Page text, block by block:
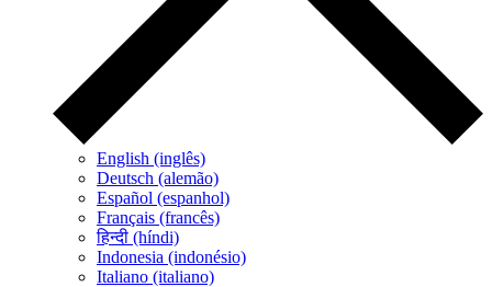
English (inglês)
Deutsch (alemão)
Español (espanhol)
Français (francês)
हिन्दी (híndi)
Indonesia (indonésio)
Italiano (italiano)